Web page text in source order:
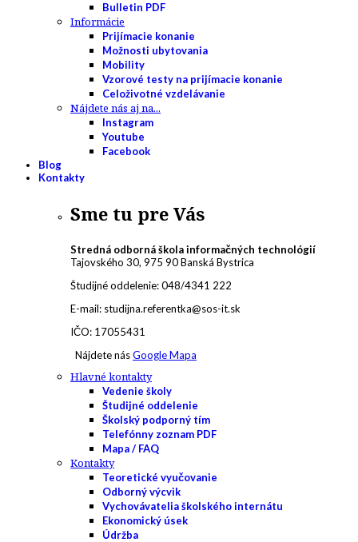
Bulletin PDF
Informácie
Prijímacie konanie
Možnosti ubytovania
Mobility
Vzorové testy na prijímacie konanie
Celoživotné vzdelávanie
Nájdete nás aj na...
Instagram
Youtube
Facebook
Blog
Kontakty
Sme tu pre Vás
Stredná odborná škola informačných technológií
Tajovského 30, 975 90 Banská Bystrica
Študijné oddelenie: 048/4341 222
E-mail: studijna.referentka@sos-it.sk
IČO: 17055431
Nájdete násGoogle Mapa
Hlavné kontakty
Vedenie školy
Študijné oddelenie
Školský podporný tím
Telefónny zoznam PDF
Mapa / FAQ
Kontakty
Teoretické vyučovanie
Odborný výcvik
Vychovávatelia školského internátu
Ekonomický úsek
Údržba